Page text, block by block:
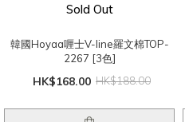
Sold Out
韓國Hoyaa喱士V-line羅文棉TOP-
2267 [3色]
HK$168.00 HK$188.00